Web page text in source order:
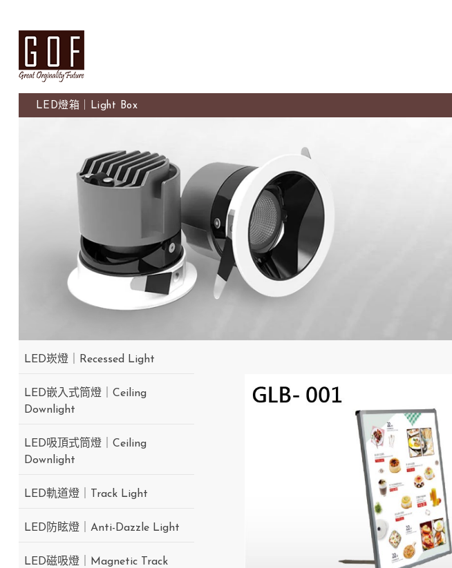
LED燈箱｜Light Box
LED崁燈｜Recessed Light
LED嵌入式筒燈｜Ceiling
Downlight
LED吸頂式筒燈｜Ceiling
Downlight
LED軌道燈｜Track Light
LED防眩燈｜Anti-Dazzle Light
LED磁吸燈｜Magnetic Track